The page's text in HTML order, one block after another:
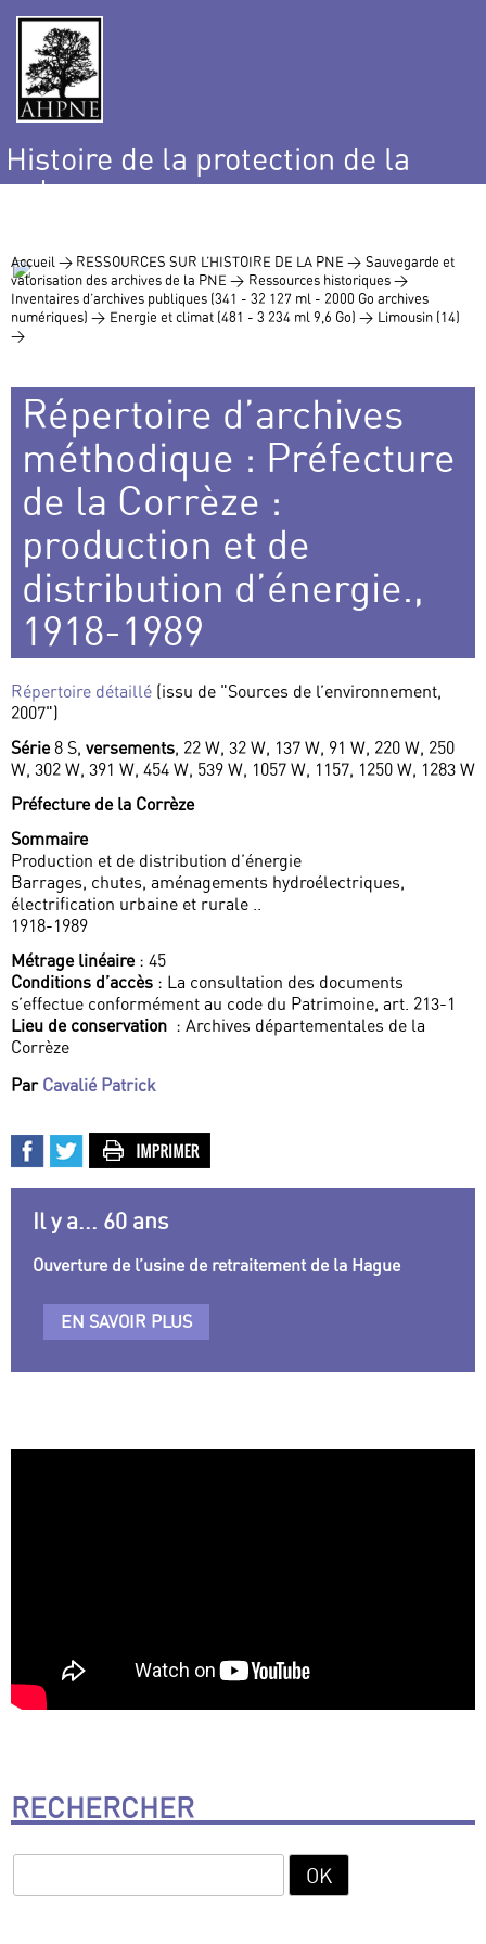
Histoire de la protection de la
nature
Accueil > RESSOURCES SUR L’HISTOIRE DE LA PNE > Sauvegarde et
valorisation des archives de la PNE > Ressources historiques >
Inventaires d’archives publiques (341 - 32 127 ml - 2000 Go archives
numériques) > Energie et climat (481 - 3 234 ml 9,6 Go) > Limousin (14)
>
Répertoire d’archives
méthodique : Préfecture
de la Corrèze :
production et de
distribution d’énergie.,
1918-1989
Répertoire détaillé (issu de "Sources de l’environnement,
2007")
Série8 S, versements, 22 W, 32 W, 137 W, 91 W, 220 W, 250
W, 302 W, 391 W, 454 W, 539 W, 1057 W, 1157, 1250 W, 1283 W
Préfecture de la Corrèze
Sommaire
Production et de distribution d’énergie
Barrages, chutes, aménagements hydroélectriques,
électrification urbaine et rurale ..
1918-1989
Métrage linéaire: 45
Conditions d’accès : La consultation des documents
s’effectue conformément au code du Patrimoine, art. 213-1
Lieu de conservation : Archives départementales de la
Corrèze
Par Cavalié Patrick
Il y a... 60 ans
Ouverture de l’usine de retraitement de la Hague
EN SAVOIR PLUS
RECHERCHER